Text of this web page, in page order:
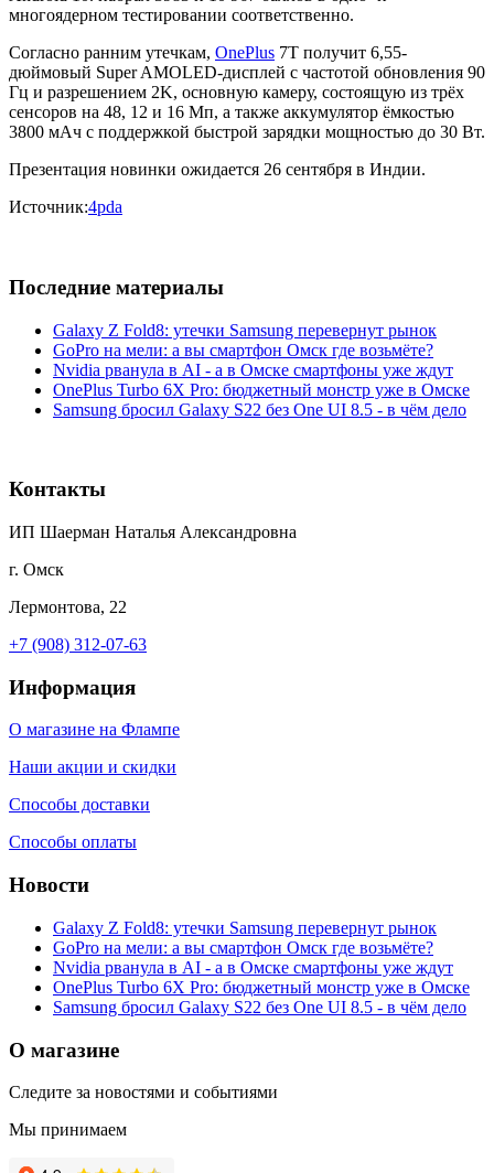
многоядерном тестировании соответственно.
Согласно ранним утечкам, OnePlus 7T получит 6,55-
дюймовый Super AMOLED-дисплей с частотой обновления 90
Гц и разрешением 2K, основную камеру, состоящую из трёх
сенсоров на 48, 12 и 16 Мп, а также аккумулятор ёмкостью
3800 мАч с поддержкой быстрой зарядки мощностью до 30 Вт.
Презентация новинки ожидается 26 сентября в Индии.
Источник:4pda
Последние материалы
Galaxy Z Fold8: утечки Samsung перевернут рынок
GoPro на мели: а вы смартфон Омск где возьмёте?
Nvidia рванула в AI - а в Омске смартфоны уже ждут
OnePlus Turbo 6X Pro: бюджетный монстр уже в Омске
Samsung бросил Galaxy S22 без One UI 8.5 - в чём дело
Контакты
ИП Шаерман Наталья Александровна
г. Омск
Лермонтова, 22
+7 (908) 312-07-63
Информация
О магазине на Флампе
Наши акции и скидки
Способы доставки
Способы оплаты
Новости
Galaxy Z Fold8: утечки Samsung перевернут рынок
GoPro на мели: а вы смартфон Омск где возьмёте?
Nvidia рванула в AI - а в Омске смартфоны уже ждут
OnePlus Turbo 6X Pro: бюджетный монстр уже в Омске
Samsung бросил Galaxy S22 без One UI 8.5 - в чём дело
О магазине
Следите за новостями и событиями
Мы принимаем